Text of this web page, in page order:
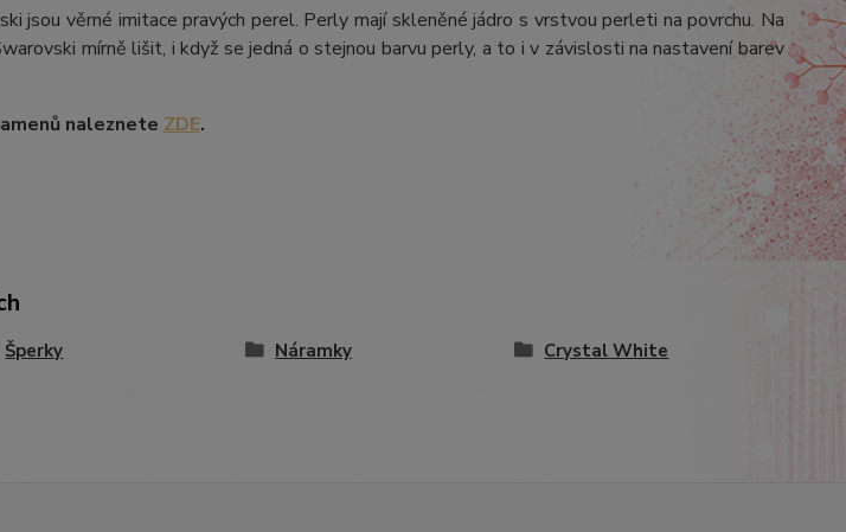
jsou věrné imitace pravých perel. Perly mají skleněné jádro s vrstvou perleti na povrchu. Na
mírně lišit, i když se jedná o stejnou barvu perly, a to i v závislosti na nastavení barev
naleznete ZDE.
Šperky Náramky Crystal White